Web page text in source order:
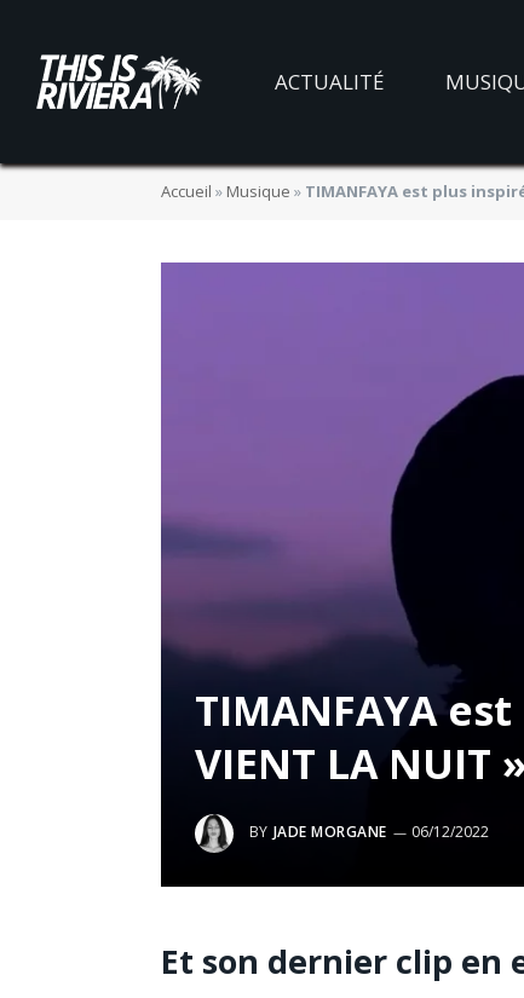
ACTUALITÉ
Accueil » Musique » TIMANFAYA est plus
TIMANFAYA
VIENT LA NUIT
BY JADE MORGANE 06/12/2022
Et son dernier clip en